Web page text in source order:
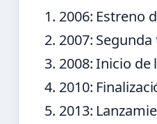
2006: Estreno
2007:
2008: Inicio de
2010:
2013: